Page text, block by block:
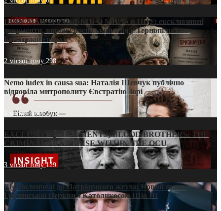
ПРИСМАК «РУССЬКОГО МІРА» в ПЦУ: ексклюзивні
документи, вирок і російський слід у Тернопільсько-
Бучацькій єпархії
2 місяці тому 298
Nemo iudex in causa sua: Наталія Шевчук публічно
відповіла митрополиту Євстратію Зорі
3 місяці тому214
EXCLUSIVE (DOCUMENTS)/BLOOD BROTHERS: THE
CRIMINAL FRANCHISE WITHIN THE OCU
3 місяці тому129
Від віолончелі до Патріаршого жезла: Новий шлях
Грузинської Церкви з Католикосом Шіо III